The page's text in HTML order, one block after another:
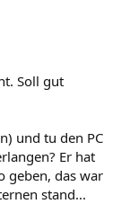
Soll gut
und tu den PC
Er hat
geben, das war
stand...